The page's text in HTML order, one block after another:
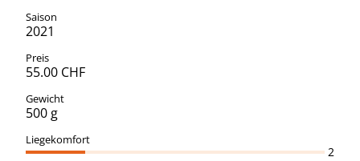
2021
55.00 CHF
500 g
2